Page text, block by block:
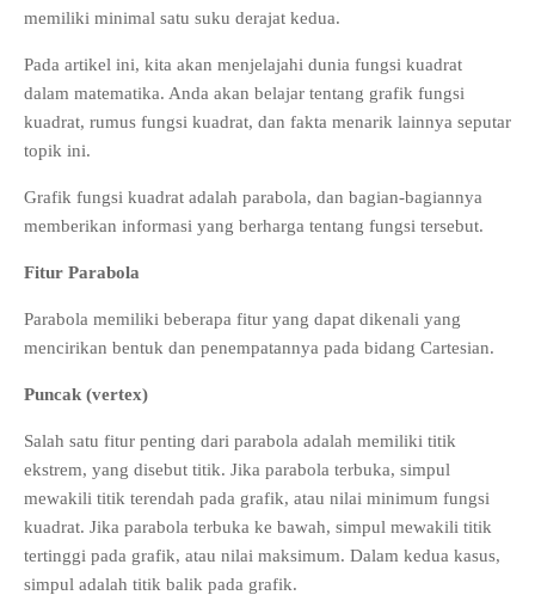
memiliki minimal satu suku derajat kedua.
Pada artikel ini, kita akan menjelajahi dunia fungsi kuadrat
dalam matematika. Anda akan belajar tentang grafik fungsi
kuadrat, rumus fungsi kuadrat, dan fakta menarik lainnya seputar
topik ini.
Grafik fungsi kuadrat adalah parabola, dan bagian-bagiannya
memberikan informasi yang berharga tentang fungsi tersebut.
Fitur Parabola
Parabola memiliki beberapa fitur yang dapat dikenali yang
mencirikan bentuk dan penempatannya pada bidang Cartesian.
Puncak (vertex)
Salah satu fitur penting dari parabola adalah memiliki titik
ekstrem, yang disebut titik. Jika parabola terbuka, simpul
mewakili titik terendah pada grafik, atau nilai minimum fungsi
kuadrat. Jika parabola terbuka ke bawah, simpul mewakili titik
tertinggi pada grafik, atau nilai maksimum. Dalam kedua kasus,
simpul adalah titik balik pada grafik.